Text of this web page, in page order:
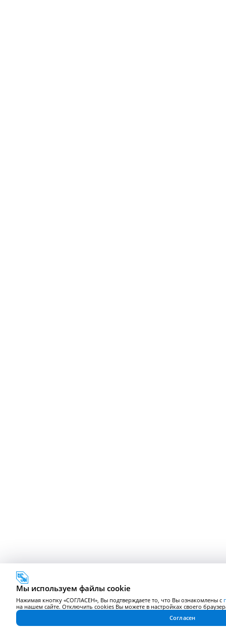
Мы используем файлы cookie
Нажимая кнопку «СОГЛАСЕН», Вы подтверждаете то, что Вы ознакомлены с
на нашем сайте. Отключить cookies Вы можете в настройках своего
Согласен